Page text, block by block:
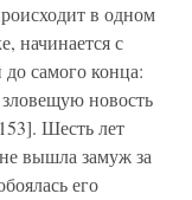
в одном
начинается с
самого конца:
новость
Шесть лет
вышла замуж за
его